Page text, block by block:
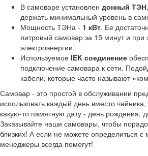
В самоваре установлен донный ТЭН
держать минимальный уровень в
Мощность ТЭНа - 1 кВт. Ее
литровый самовар за 15 минут и при
электроэнергии.
Используемое IEK соединение
подключение самовара к сети.
кабели, которые часто называют
Самовар - это простой в обслуживании
использовать каждый день вместо
какую-то памятную дату - день рождения,
Заказывайте наши самовары, чтобы
близких! А если не можете определиться
менеджеры всегда помогут!